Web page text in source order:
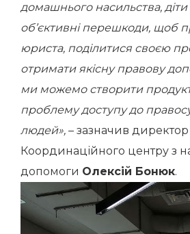
домашнього насильства,
об’єктивні перешкоди, щоб
юриста, поділитися своєю
отримати якісну правову
ми можемо створити
проблему доступу до
людей», – зазначив директор
Координаційного центру з
допомоги Олексій Бонюк.